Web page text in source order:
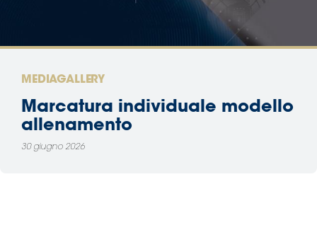
MEDIAGALLERY
Marcatura individuale modello
allenamento
30 giugno 2026